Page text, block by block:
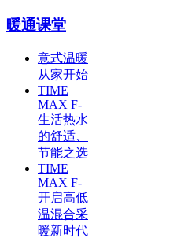
暖通课堂
意式温暖
从家开始
TIME
MAX F-
生活热水
的舒适、
节能之选
TIME
MAX F-
开启高低
温混合采
暖新时代